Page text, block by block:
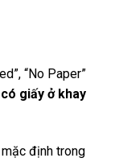
“No Paper”
giấy ở khay
định trong